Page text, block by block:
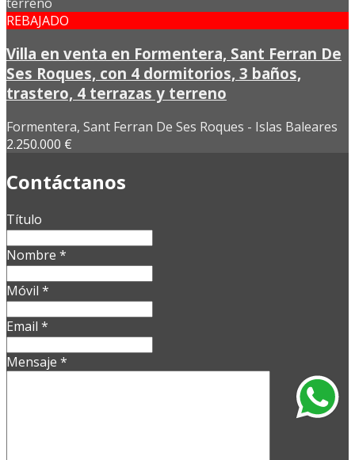
REBAJADO
Villa en venta en Formentera, Sant Ferran De
Ses Roques, con 4 dormitorios, 3 baños,
trastero, 4 terrazas y terreno
Formentera, Sant Ferran De Ses Roques - Islas Baleares
2.250.000 €
Contáctanos
Título
Nombre *
Móvil *
Email *
Mensaje *